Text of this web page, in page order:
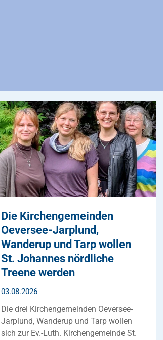
Die Kirchengemeinden
Oeversee-Jarplund,
Wanderup und Tarp wollen
St. Johannes nördliche
Treene werden
03.08.2026
Die drei Kirchengemeinden Oeversee-
Jarplund, Wanderup und Tarp wollen
sich zur Ev.-Luth. Kirchengemeinde St.